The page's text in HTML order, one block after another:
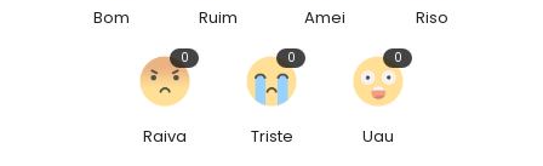
Bom Ruim Amei Riso
Raiva
0
Triste
0
Uau
0